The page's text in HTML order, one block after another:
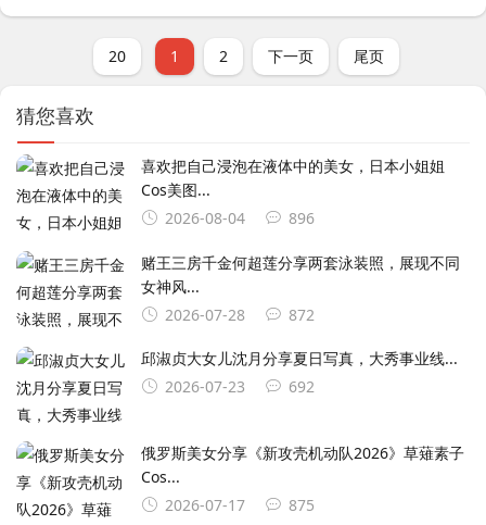
20 1 2 下一页 尾页
猜您喜欢
喜欢把自己浸泡在液体中的美女，日本小姐姐
Cos美图...
2026-08-04
896
赌王三房千金何超莲分享两套泳装照，展现不同
女神风...
2026-07-28
872
邱淑贞大女儿沈月分享夏日写真，大秀事业线...
2026-07-23
692
俄罗斯美女分享《新攻壳机动队2026》草薙素子
Cos...
2026-07-17
875